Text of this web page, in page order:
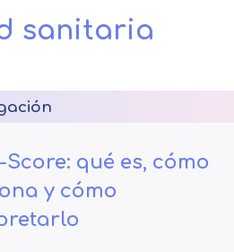
sanitaria
qué es, cómo
y cómo